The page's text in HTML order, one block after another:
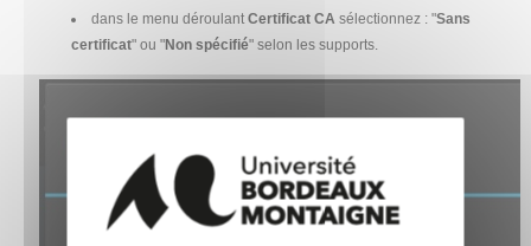
dans le menu déroulantCertificat CA sélectionnez : "Sans
certificat" ou "Non spécifié" selon les supports.